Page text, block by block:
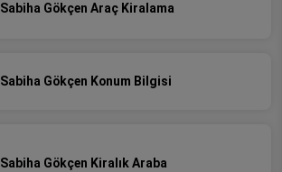
Sabiha Gökçen Araç Kiralama
Sabiha Gökçen Konum Bilgisi
Sabiha Gökçen Kiralık Araba